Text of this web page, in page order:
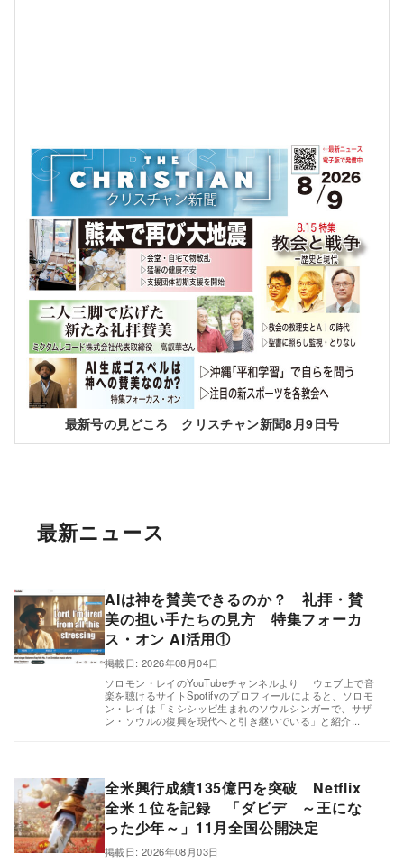
最新号の見どころ クリスチャン新聞8月9日号
最新ニュース
,
AIは神を賛美できるのか？ 礼拝・賛
美の担い手たちの見方 特集フォーカ
ス・オン AI活用①
掲載日: 2026年08月04日
ソロモン・レイのYouTubeチャンネルより ウェブ上で音
楽を聴けるサイトSpotifyのプロフィールによると、ソロモ
ン・レイは「ミシシッピ生まれのソウルシンガーで、サザ
ン・ソウルの復興を現代へと引き継いでいる」と紹介...
,
全米興行成績135億円を突破 Netflix
全米１位を記録 「ダビデ ～王にな
った少年～」11月全国公開決定
掲載日: 2026年08月03日